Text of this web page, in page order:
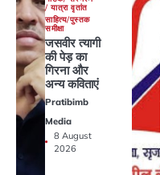
/ यात्रा वृतांत
साहित्य/पुस्तक
समीक्षा
जसवीर त्यागी
की पेड़ का
गिरना और
अन्य कविताएं
Pratibimb
Media
8 August
2026